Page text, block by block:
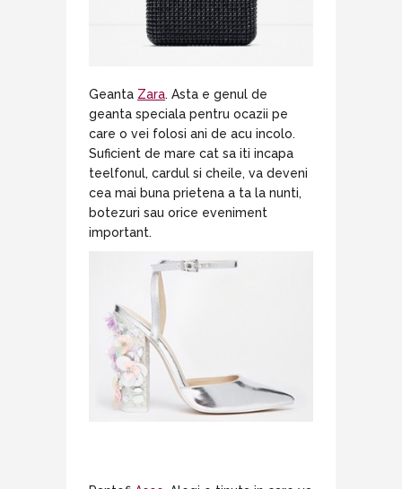
Geanta Zara. Asta e genul de
geanta speciala pentru ocazii pe
care o vei folosi ani de acu incolo.
Suficient de mare cat sa iti incapa
teelfonul, cardul si cheile, va deveni
cea mai buna prietena a ta la nunti,
botezuri sau orice eveniment
important.